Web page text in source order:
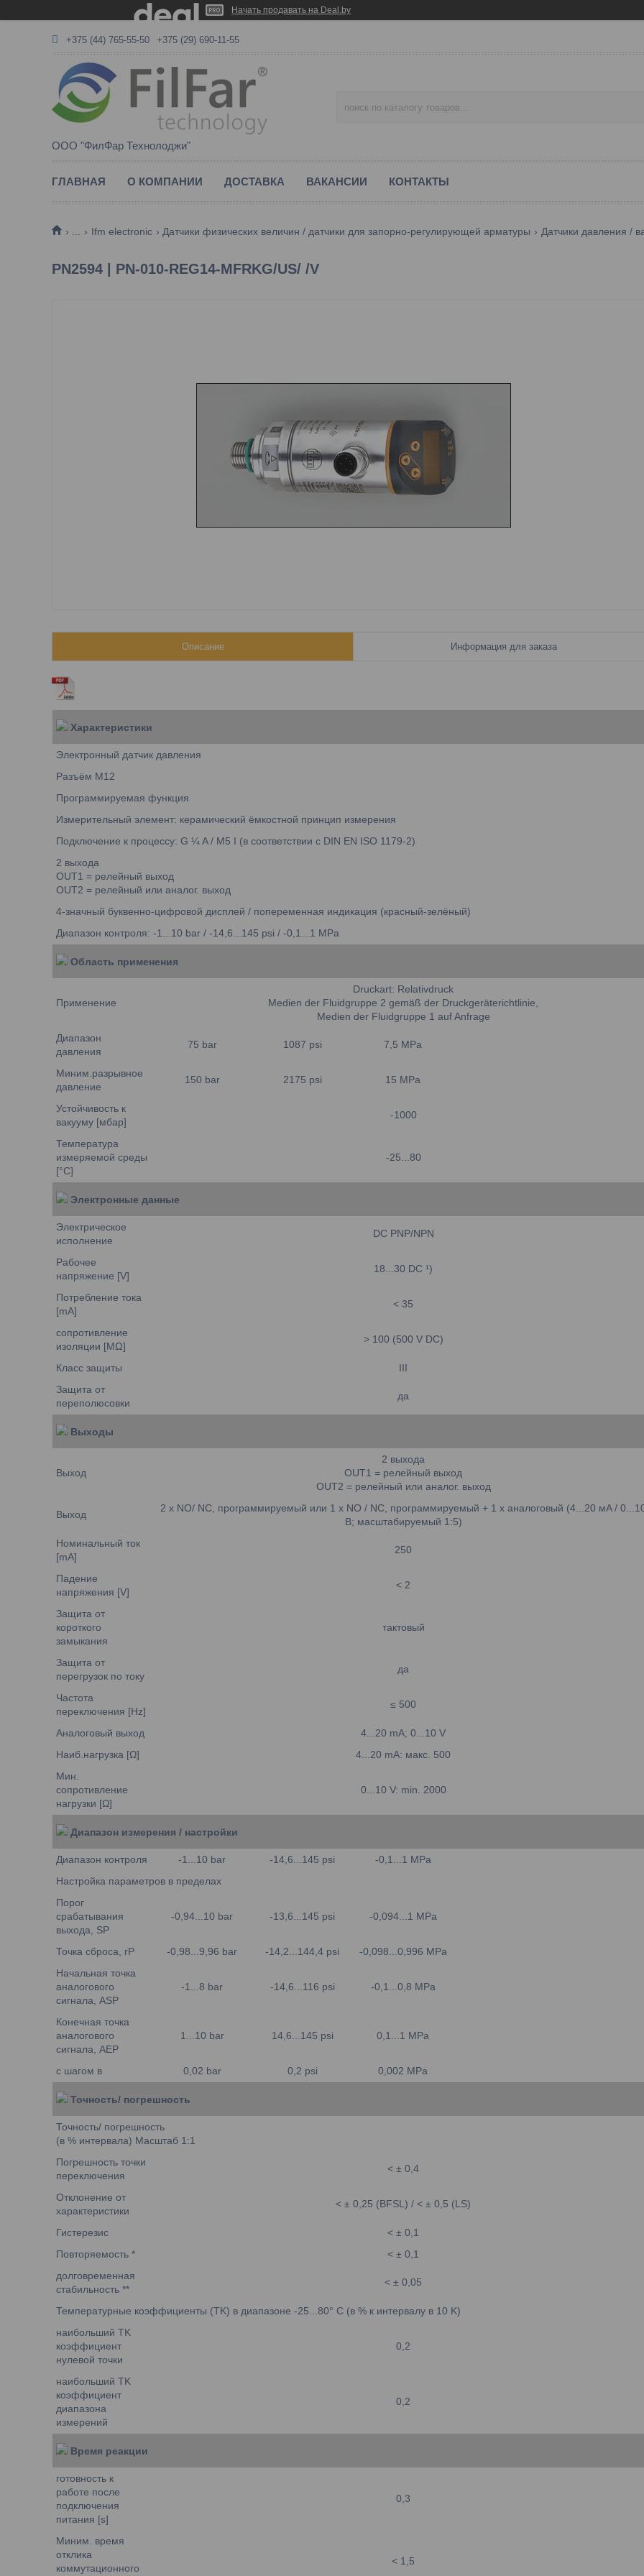
Начать продавать на Deal.by
+375 (44) 765-55-50 +375 (29) 690-11-55
ООО "ФилФар Технолоджи"
ГЛАВНАЯ О КОМПАНИИ ДОСТАВКА ВАКАНСИИ КОНТАКТЫ
Ifm electronic Датчики физических величин / датчики для запорно-регулирующей арматуры Датчики давления /
PN2594 | PN-010-REG14-MFRKG/US/ /V
Описание Информация для заказа
Характеристики
Электронный датчик давления
Разъём M12
Программируемая функция
Измерительный элемент: керамический ёмкостной принцип измерения
Подключение к процессу: G ¼ A / M5 I (в соответствии с DIN EN ISO 1179-2)
2 выхода
OUT1 = релейный выход
OUT2 = релейный или аналог. выход
4-значный буквенно-цифровой дисплей / попеременная индикация (красный-зелёный)
Диапазон контроля: -1...10 bar / -14,6...145 psi / -0,1...1 MPa
Область применения
Применение
Druckart: Relativdruck
Medien der Fluidgruppe 2 gemäß der Druckgeräterichtlinie,
Medien der Fluidgruppe 1 auf Anfrage
Диапазон
давления
75 bar 1087 psi 7,5 MPa
Миним.разрывное
давление
150 bar 2175 psi 15 MPa
Устойчивость к
вакууму [мбар]
-1000
Температура
измеряемой среды
[°C]
-25...80
Электронные данные
Электрическое
исполнение
DC PNP/NPN
Рабочее
напряжение [V]
18...30 DC ¹)
Потребление тока
[mA]
< 35
сопротивление
изоляции [MΩ]
> 100 (500 V DC)
Класс защиты
III
Защита от
переполюсовки
да
Выходы
Выход
2 выхода
OUT1 = релейный выход
OUT2 = релейный или аналог. выход
Выход
2 x NO/ NC, программируемый или 1 x NO / NC, программируемый + 1 x аналоговый (4...20 мA /
В; масштабируемый 1:5)
Номинальный ток
[mA]
250
Падение
напряжения [V]
< 2
Защита от
короткого
замыкания
тактовый
Защита от
перегрузок по току
да
Частота
переключения [Hz]
≤ 500
Аналоговый выход
4...20 mA; 0...10 V
Наиб.нагрузка [Ω]
4...20 mA: макс. 500
Мин.
сопротивление
нагрузки [Ω]
0...10 V: min. 2000
Диапазон измерения / настройки
Диапазон контроля -1...10 bar -14,6...145 psi
-0,1...1 MPa
Настройка параметров в пределах
Порог
срабатывания
выхода, SP
-0,94...10 bar -13,6...145 psi -0,094...1 MPa
Точка сброса, rP -0,98...9,96 bar -14,2...144,4 psi
-0,098...0,996 MPa
Начальная точка
аналогового
сигнала, ASP
-1...8 bar -14,6...116 psi -0,1...0,8 MPa
Конечная точка
аналогового
сигнала, AEP
1...10 bar 14,6...145 psi 0,1...1 MPa
с шагом в 0,02 bar 0,2 psi 0,002 MPa
Точность/ погрешность
Точность/ погрешность
(в % интервала) Масштаб 1:1
Погрешность точки
переключения
< ± 0,4
Отклонение от
характеристики
< ± 0,25 (BFSL) / < ± 0,5 (LS)
Гистерезис
< ± 0,1
Повторяемость *
< ± 0,1
долговременная
стабильность **
< ± 0,05
Температурные коэффициенты (TK) в диапазоне -25...80° C (в % к интервалу в 10 K)
наибольший TK
коэффициент
нулевой точки
0,2
наибольший TK
коэффициент
диапазона
измерений
0,2
Время реакции
готовность к
работе после
подключения
питания [s]
0,3
Миним. время
отклика
коммутационного
< 1,5